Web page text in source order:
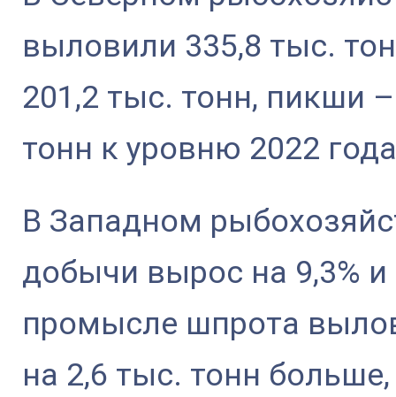
выловили 335,8 тыс.
201,2 тыс. тонн, пикши
тонн к уровню 2022
В Западном
добычи вырос на 9,3%
промысле шпрота
на 2,6 тыс. тонн